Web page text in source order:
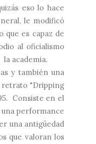
eso lo hace
le modificó
que es capaz de
al oficialismo
academia.
y también una
retrato "Dripping
Consiste en el
performance
una antigüedad
que valoran los